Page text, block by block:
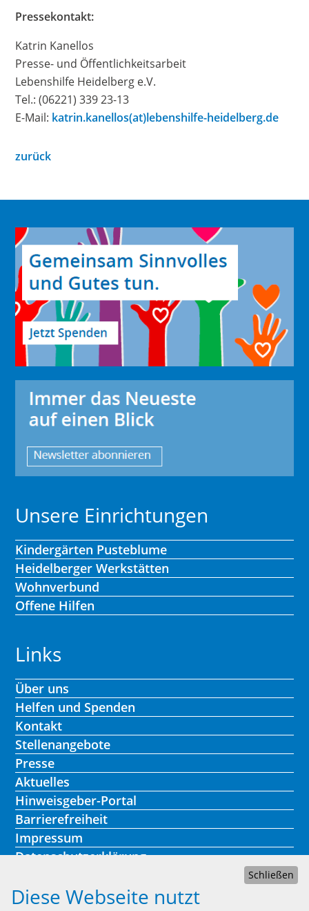
Schließen
Diese Webseite nutzt
Pressekontakt:
Katrin Kanellos
Presse- und Öffentlichkeitsarbeit
Lebenshilfe Heidelberg e.V.
Tel.: (06221) 339 23-13
E-Mail: katrin.kanellos(at)lebenshilfe-heidelberg.de
zurück
Unsere Einrichtungen
Kindergärten Pusteblume
Heidelberger Werkstätten
Wohnverbund
Offene Hilfen
Links
Über uns
Helfen und Spenden
Kontakt
Stellenangebote
Presse
Aktuelles
Hinweisgeber-Portal
Barrierefreiheit
Impressum
Datenschutzerklärung